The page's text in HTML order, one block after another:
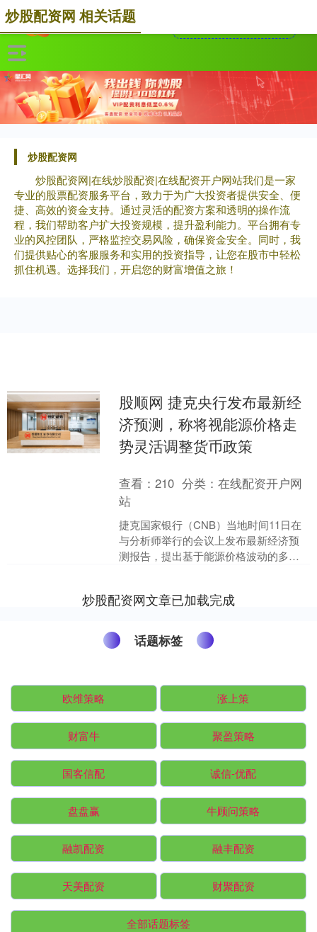
炒股配资网
炒股配资网|在线炒股配资|在线配资开户网站我们是一家
专业的股票配资服务平台，致力于为广大投资者提供安全、便
捷、高效的资金支持。通过灵活的配资方案和透明的操作流
程，我们帮助客户扩大投资规模，提升盈利能力。平台拥有专
业的风控团队，严格监控交易风险，确保资金安全。同时，我
们提供贴心的客服服务和实用的投资指导，让您在股市中轻松
抓住机遇。选择我们，开启您的财富增值之旅！
炒股配资网 相关话题
股顺网 捷克央行发布最新经
济预测，称将视能源价格走
势灵活调整货币政策
查看：210 分类：在线配资开户网
站
捷克国家银行（CNB）当地时间11日在
与分析师举行的会议上发布最新经济预
测报告，提出基于能源价格波动的多种
炒股配资网文章已加载完成
话题标签
欧维策略 涨上策
财富牛 聚盈策略
国客信配 诚信-优配
盘盘赢 牛顾问策略
融凯配资 融丰配资
天美配资 财聚配资
全部话题标签